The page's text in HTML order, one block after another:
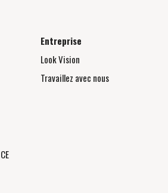
Entreprise
Look Vision
Travaillez avec nous
CE